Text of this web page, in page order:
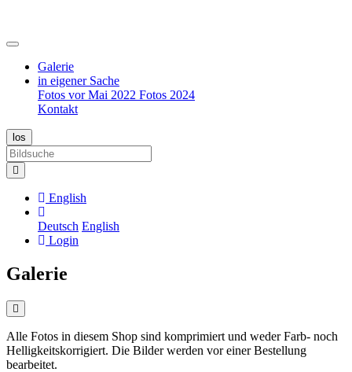
Galerie
in eigener Sache
Fotos vor Mai 2022 Fotos 2024
Kontakt
English
Deutsch English
Login
Galerie
Alle Fotos in diesem Shop sind komprimiert und weder Farb- noch
Helligkeitskorrigiert. Die Bilder werden vor einer Bestellung
bearbeitet.